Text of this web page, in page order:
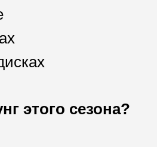
этого сезона?